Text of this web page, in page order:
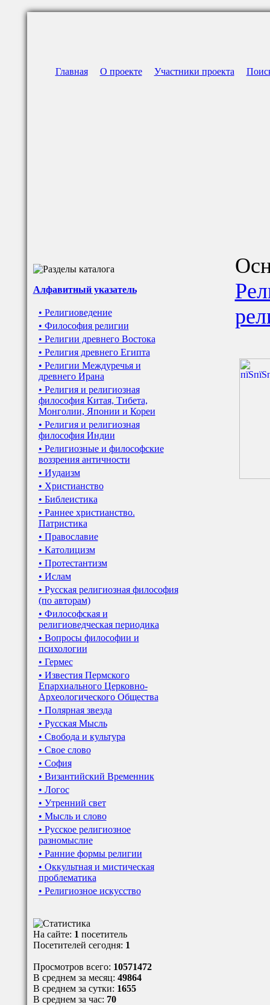
Главная О проекте Участники проекта
Алфавитный указатель
• Религиоведение
• Философия религии
• Религии древнего Востока
• Религия древнего Египта
• Религии Междуречья и
древнего Ирана
• Религия и религиозная
философия Китая, Тибета,
Монголии, Японии и Кореи
• Религия и религиозная
философия Индии
• Религиозные и философские
воззрения античности
• Иудаизм
• Христианство
• Библеистика
• Раннее христианство.
Патристика
• Православие
• Католицизм
• Протестантизм
• Ислам
• Русская религиозная философия
(по авторам)
• Философская и
религиоведческая периодика
• Вопросы философии и
психологии
• Гермес
• Известия Пермского
Епархиального Церковно-
Археологического Общества
• Полярная звезда
• Русская Мысль
• Свобода и культура
• Свое слово
• София
• Византийский Временник
• Логос
• Утренний свет
• Мысль и слово
• Русское религиозное
разномыслие
• Ранние формы религии
• Оккультная и мистическая
проблематика
• Религиозное искусство
На сайте: 1 посетитель
Посетителей сегодня: 1
Просмотров всего: 10571472
В среднем за месяц: 49864
В среднем за сутки: 1655
В среднем за час: 70